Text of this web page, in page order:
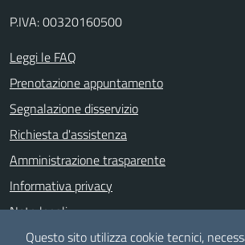
P.IVA: 00320160500
Leggi le FAQ
Prenotazione appuntamento
Segnalazione disservizio
Richiesta d'assistenza
Amministrazione trasparente
Informativa privacy
Note legali
Dichiarazione di accessibilità
Questo sito utilizza cookie tecnici,